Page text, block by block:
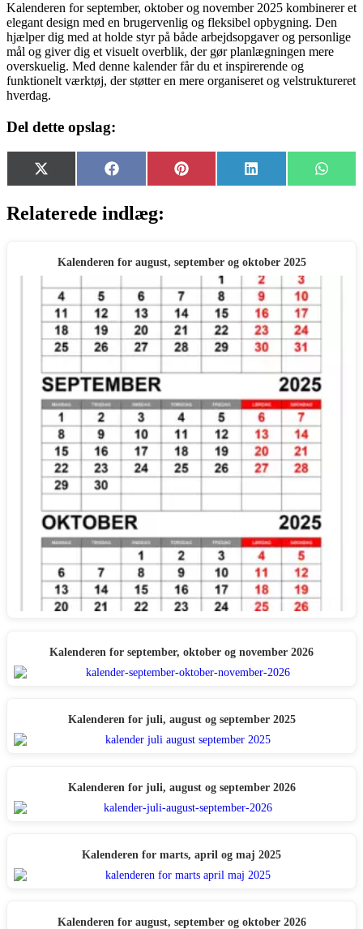
Kalenderen for september, oktober og november 2025 kombinerer et
elegant design med en brugervenlig og fleksibel opbygning. Den
hjælper dig med at holde styr på både arbejdsopgaver og personlige
mål og giver dig et visuelt overblik, der gør planlægningen mere
overskuelig. Med denne kalender får du et inspirerende og
funktionelt værktøj, der støtter en mere organiseret og velstruktureret
hverdag.
Del dette opslag:
Share
on
X
(Twitter)
Share
on
Facebook
Share
on
Pinterest
Share
on
LinkedIn
Share
on
Relaterede indlæg:
Kalenderen for august, september og oktober 2025
Kalenderen for september, oktober og november 2026
Kalenderen for juli, august og september 2025
Kalenderen for juli, august og september 2026
Kalenderen for marts, april og maj 2025
Kalenderen for august, september og oktober 2026